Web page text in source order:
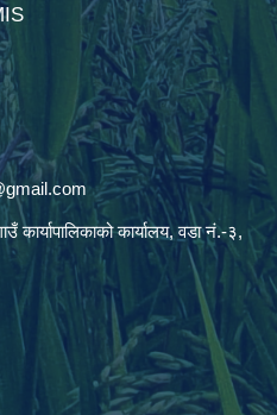
कार्यापालिकाको कार्यालय, वडा नं.-३,